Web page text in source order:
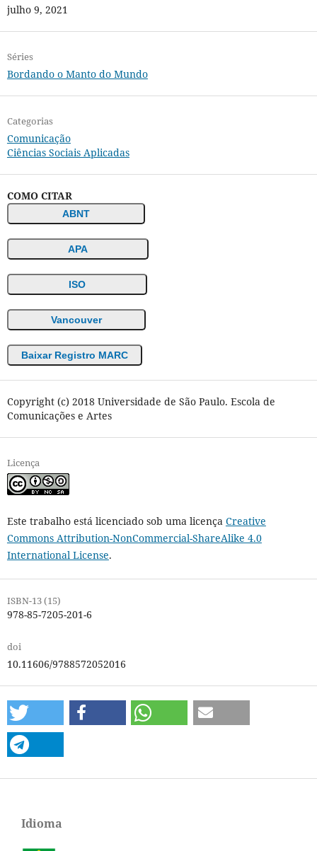
julho 9, 2021
Séries
Bordando o Manto do Mundo
Categorias
Comunicação
Ciências Sociais Aplicadas
COMO CITAR
ABNT
APA
ISO
Vancouver
Baixar Registro MARC
Copyright (c) 2018 Universidade de São Paulo. Escola de
Comunicações e Artes
Licença
Este trabalho está licenciado sob uma licença Creative
Commons Attribution-NonCommercial-ShareAlike 4.0
International License.
ISBN-13 (15)
978-85-7205-201-6
doi
10.11606/9788572052016
Idioma